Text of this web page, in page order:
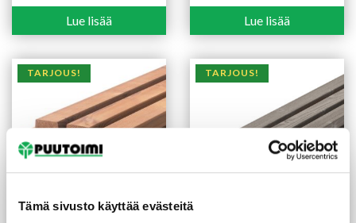
Tämä sivusto käyttää evästeitä
Lue lisää
hinta
hinta
Lue lisää
TARJOUS! TARJOUS!